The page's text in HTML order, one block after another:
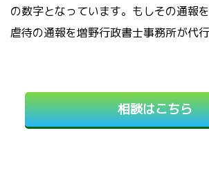
の数字となっています。 もしその通報
虐待の通報を増野行政書士事務所が代行
相談はこちら